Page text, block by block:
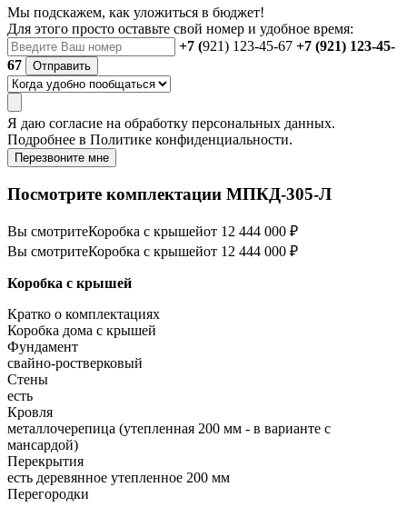
Мы подскажем, как уложиться в бюджет!
Для этого просто оставьте свой номер и удобное время:
+7 (921) 123-45-67 +7 (921) 123-45-
67
Отправить
Я даю согласие на обработку персональных данных.
Подробнее в Политике конфиденциальности.
Перезвоните мне
Посмотрите комплектации МПКД-305-Л
Вы смотритеКоробка с крышейот 12 444 000 ₽
Вы смотритеКоробка с крышейот 12 444 000 ₽
Коробка с крышей
Кратко о комплектациях
Коробка дома с крышей
Фундамент
свайно-ростверковый
Стены
есть
Кровля
металлочерепица (утепленная 200 мм - в варианте с
мансардой)
Перекрытия
есть деревянное утепленное 200 мм
Перегородки